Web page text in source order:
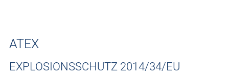
ATEX
EXPLOSIONSSCHUTZ 2014/34/EU